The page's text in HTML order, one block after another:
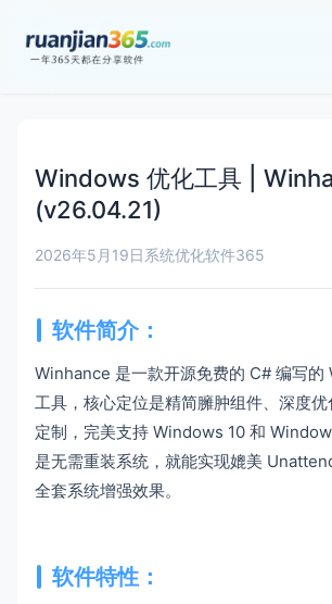
Windows 优化工具 |
(v26.04.21)
2026年5月19日系统优化软件365
软件简介：
Winhance 是一款开源免费的 C# 编写
工具，核心定位是精简臃肿组件、深度
定制，完美支持 Windows 10 和
是无需重装系统，就能实现媲美
全套系统增强效果。
软件特性：